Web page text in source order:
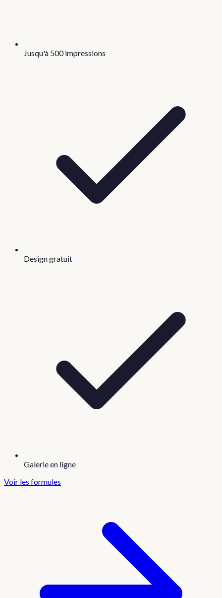
Jusqu'à 500 impressions
Design gratuit
Galerie en ligne
Voir les formules